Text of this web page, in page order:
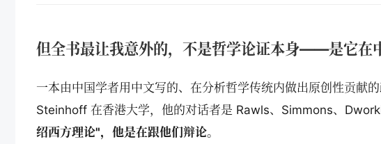
但全书最让我意外的，不是哲学论证本身——是它在
一本由中国学者用中文写的、在分析哲学传统内做出原创性贡献
Steinhoff 在香港大学，他的对话者是 Rawls、Simmons、
绍西方理论"，他是在跟他们辩论。